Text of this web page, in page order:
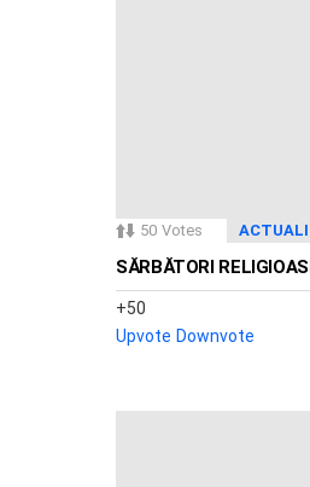
50 Votes
SĂRBĂTORI
50
Upvote Downvote